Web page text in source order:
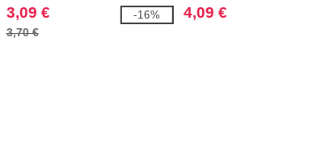
3,09 €
3,70 €
-16% 4,09 €